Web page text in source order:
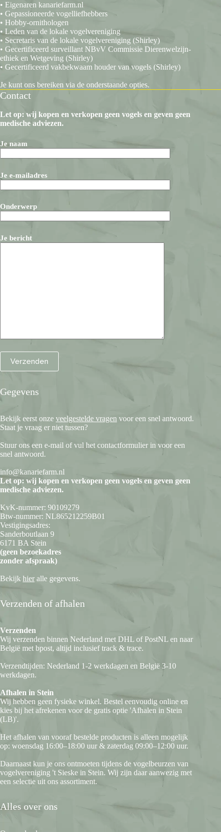
• Eigenaren kanariefarm.nl
• Gepassioneerde vogelliefhebbers
• Hobby-ornithologen
• Leden van de lokale vogelvereniging
• Secretaris van de lokale vogelvereniging (Shirley)
• Gecertificeerd surveillant NBvV Commissie Dierenwelzijn-
ethiek en Wetgeving (Shirley)
• Gecertificeerd vakbekwaam houder van vogels (Shirley)
Je kunt ons bereiken via de onderstaande opties.
Contact
Let op: wij kopen en verkopen geen vogels en geven geen
medische adviezen.
Je naam
Je e-mailadres
Onderwerp
Je bericht
Gegevens
Bekijk eerst onze veelgestelde vragen voor een snel antwoord.
Staat je vraag er niet tussen?
Stuur ons een e-mail of vul het contactformulier in voor een
snel antwoord.
info@kanariefarm.nl
Let op: wij kopen en verkopen geen vogels en geven geen
medische adviezen.
KvK-nummer: 90109279
Btw-nummer: NL865212259B01
Vestigingsadres:
Sanderboutlaan 9
6171 BA Stein
(geen bezoekadres
zonder afspraak)
Bekijk hier alle gegevens.
Verzenden of afhalen
Verzenden
Wij verzenden binnen Nederland met DHL of PostNL en naar
België met bpost, altijd inclusief track & trace.
Verzendtijden: Nederland 1-2 werkdagen en België 3-10
werkdagen.
Afhalen in Stein
Wij hebben geen fysieke winkel. Bestel eenvoudig online en
kies bij het afrekenen voor de gratis optie 'Afhalen in Stein
(LB)'.
Het afhalen van vooraf bestelde producten is alleen mogelijk
op: woensdag 16:00–18:00 uur & zaterdag 09:00–12:00 uur.
Daarnaast kun je ons ontmoeten tijdens de vogelbeurzen van
vogelvereniging 't Sieske in Stein. Wij zijn daar aanwezig met
een selectie uit ons assortiment.
Alles over ons